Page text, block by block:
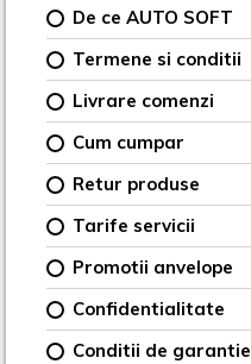
De ce AUTO SOFT
Termene si conditii
Livrare comenzi
Cum cumpar
Retur produse
Tarife servicii
Promotii anvelope
Confidentialitate
Conditii de garantie